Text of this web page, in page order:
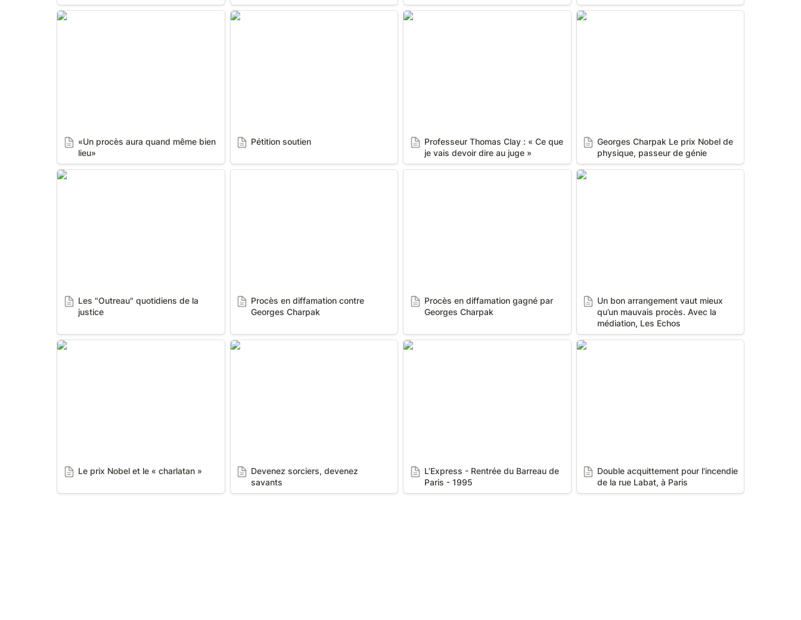
«Un procès aura quand même bien
«Un procès aura quand même bien
lieu»
Pétition soutien
Pétition soutien
Professeur Thomas Clay : « Ce que
Professeur Thomas Clay : « Ce que
je vais devoir dire au juge »
Georges Charpak Le prix Nobel de
Georges Charpak Le prix Nobel de
physique, passeur de génie
Les "Outreau" quotidiens de la
Les "Outreau" quotidiens de la
justice
Procès en diffamation contre
Georges Charpak
Procès en diffamation gagné par
Georges Charpak
Un bon arrangement vaut mieux
Un bon arrangement vaut mieux
qu’un mauvais procès. Avec la
médiation, Les Echos
Le prix Nobel et le « charlatan »
Le prix Nobel et le « charlatan »
Devenez sorciers, devenez savants
Devenez sorciers, devenez
savants
L’Express - Rentrée du Barreau de
L’Express - Rentrée du Barreau de
Paris - 1995
Double acquittement pour l'incendie
Double acquittement pour l'incendie
de la rue Labat, à Paris